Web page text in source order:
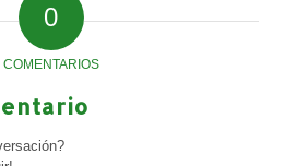
0
COMENTARIOS